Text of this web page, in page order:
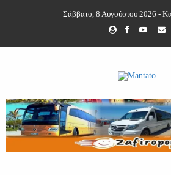
Σάββατο, 8 Αυγούστου 2026 -